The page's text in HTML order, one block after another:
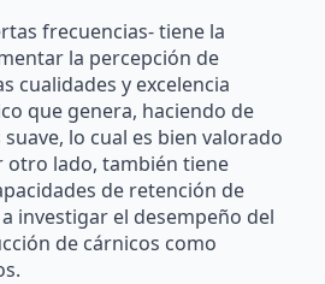
frecuencias- tiene la
la percepción de
cualidades y excelencia
que genera, haciendo de
lo cual es bien valorado
otro lado, también tiene
de retención de
investigar el desempeño del
de cárnicos como